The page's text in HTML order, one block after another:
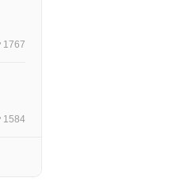
1767
1584